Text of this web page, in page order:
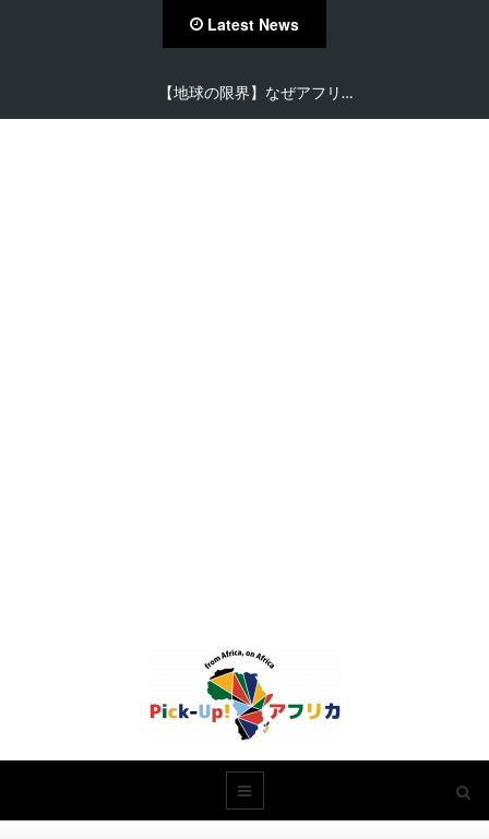
Latest News
【地球の限界】なぜアフリ…